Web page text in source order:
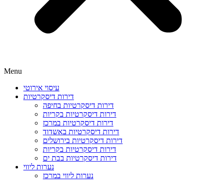
Menu
עיסוי אירוטי
דירות דיסקרטיות
דירות דיסקרטיות בחיפה
דירות דיסקרטיות בקריות
דירות דיסקרטיות במרכז
דירות דיסקרטיות באשדוד
דירות דיסקרטיות בירושלים
דירות דיסקרטיות בקריות
דירות דיסקרטיות בבת ים
נערות ליווי
נערות ליווי במרכז